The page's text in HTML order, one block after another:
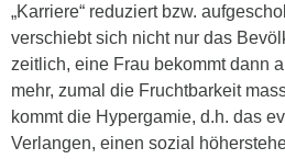
„Karriere“ reduziert bzw.
verschiebt sich nicht nur das
zeitlich, eine Frau bekommt dann
mehr, zumal die Fruchtbarkeit
kommt die Hypergamie, d.h. das
Verlangen, einen sozial